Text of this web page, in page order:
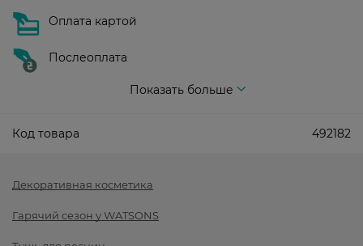
Оплата картой
Послеоплата
Показать больше
Код товара 492182
Декоративная косметика
Гарячий сезон у WATSONS